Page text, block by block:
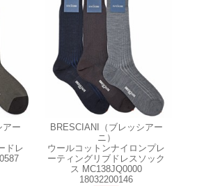
アー
ドレ
BRESCIANI（ブレッシアー
ニ）
ウールコットンナイロンプレ
ーティングリブドレスソック
ス MC138JQ0000
18032200146